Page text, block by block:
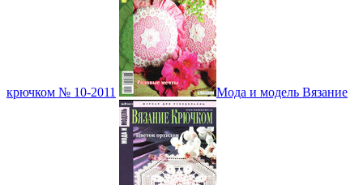
крючком № 10-2011 Мода и модель Вязание